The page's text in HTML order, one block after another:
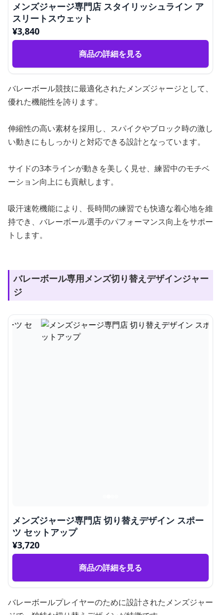
メンズジャージ専門店 スタイリッシュライン ア
スリートスウェット
¥3,840
商品の詳細を見る
バレーボール競技に最適化されたメンズジャージとして、
優れた機能性を誇ります。
伸縮性の高い素材を採用し、スパイクやブロック時の激し
い動きにもしっかりと対応できる設計となっています。
サイドの3本ラインが動きを美しく見せ、練習中のモチベ
ーション向上にも貢献します。
吸汗速乾機能により、長時間の練習でも快適な着心地を維
持でき、バレーボール選手のパフォーマンス向上をサポー
トします。
バレーボール専用メンズ切り替えデザインジャー
ジ
メンズジャージ専門店 切り替えデザイン スポー
ツ セットアップ
¥3,720
商品の詳細を見る
バレーボールプレイヤーのために設計されたメンズジャー